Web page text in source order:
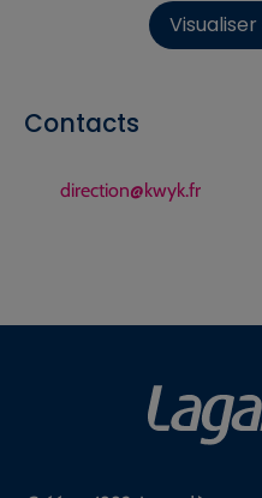
Contacts
direction@kwyk.fr